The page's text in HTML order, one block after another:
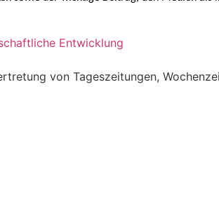
Entwicklung
von Tageszeitungen,